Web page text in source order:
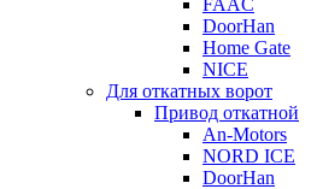
FAAC
DoorHan
Home Gate
NICE
Для откатных ворот
Привод откатной
An-Motors
NORD ICE
DoorHan